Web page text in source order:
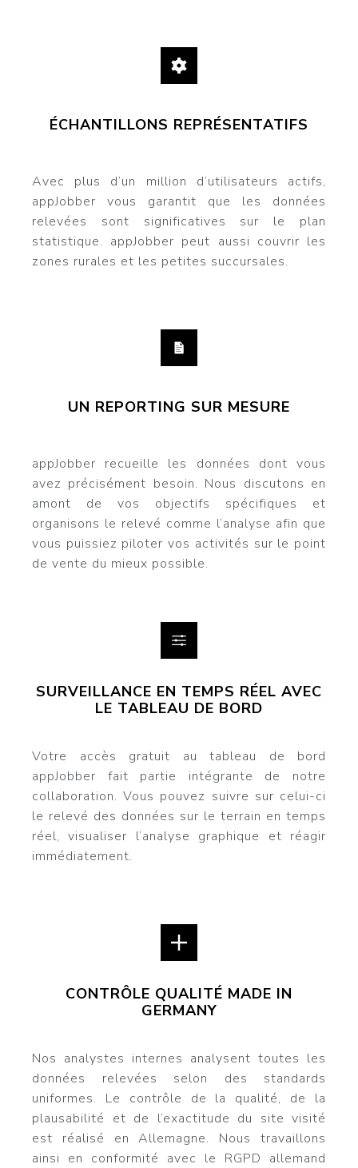
ÉCHANTILLONS REPRÉSENTATIFS
Avec plus d’un million d’utilisateurs actifs,
appJobber vous garantit que les données
relevées sont significatives sur le plan
statistique. appJobber peut aussi couvrir les
zones rurales et les petites succursales.
UN REPORTING SUR MESURE
appJobber recueille les données dont vous
avez précisément besoin. Nous discutons en
amont de vos objectifs spécifiques et
organisons le relevé comme l’analyse afin que
vous puissiez piloter vos activités sur le point
de vente du mieux possible.
SURVEILLANCE EN TEMPS RÉEL AVEC
LE TABLEAU DE BORD
Votre accès gratuit au tableau de bord
appJobber fait partie intégrante de notre
collaboration. Vous pouvez suivre sur celui-ci
le relevé des données sur le terrain en temps
réel, visualiser l’analyse graphique et réagir
immédiatement.
CONTRÔLE QUALITÉ MADE IN
GERMANY
Nos analystes internes analysent toutes les
données relevées selon des standards
uniformes. Le contrôle de la qualité, de la
plausabilité et de l’exactitude du site visité
est réalisé en Allemagne. Nous travaillons
ainsi en conformité avec le RGPD allemand